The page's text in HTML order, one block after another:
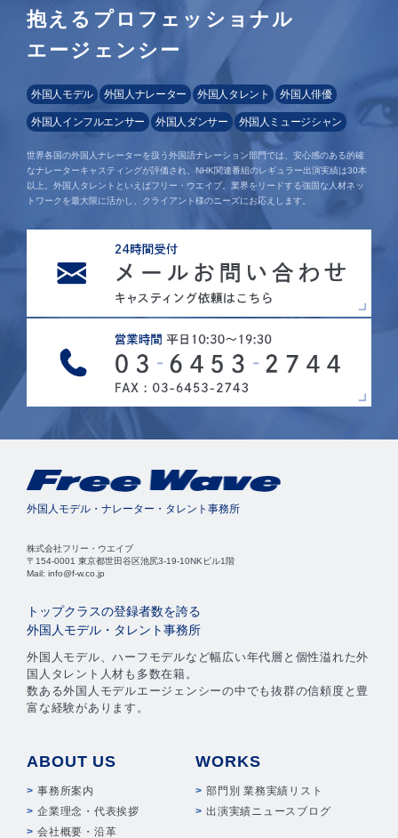
抱えるプロフェッショナル
エージェンシー
外国人モデル 外国人ナレーター 外国人タレント 外国人俳優
外国人インフルエンサー 外国人ダンサー 外国人ミュージシャン
世界各国の外国人ナレーターを扱う外国語ナレーション部門では、安心感のある的確
なナレーターキャスティングが評価され、NHK関連番組のレギュラー出演実績は30本
以上。外国人タレントといえばフリー・ウエイブ。業界をリードする強固な人材ネッ
トワークを最大限に活かし、クライアント様のニーズにお応えします。
外国人モデル・ナレーター・タレント事務所
株式会社フリー・ウエイブ
〒154-0001 東京都世田谷区池尻3-19-10NKビル1階
Mail: info@f-w.co.jp
トップクラスの登録者数を誇る
外国人モデル・タレント事務所
外国人モデル、ハーフモデルなど幅広い年代層と個性溢れた外
国人タレント人材も多数在籍。
数ある外国人モデルエージェンシーの中でも抜群の信頼度と豊
富な経験があります。
ABOUT US
事務所案内
企業理念・代表挨拶
会社概要・沿革
WORKS
部門別 業務実績リスト
出演実績ニュースブログ